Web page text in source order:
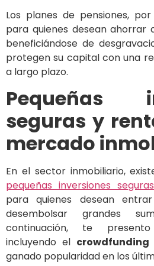
Los planes de pensiones,
para quienes desean ahorrar
beneficiándose de
protegen su capital con una
a largo plazo.
Pequeñas
seguras y
mercado
En el sector inmobiliario,
pequeñas inversiones
para quienes desean
desembolsar grandes
continuación, te
incluyendo el
ganado popularidad en los